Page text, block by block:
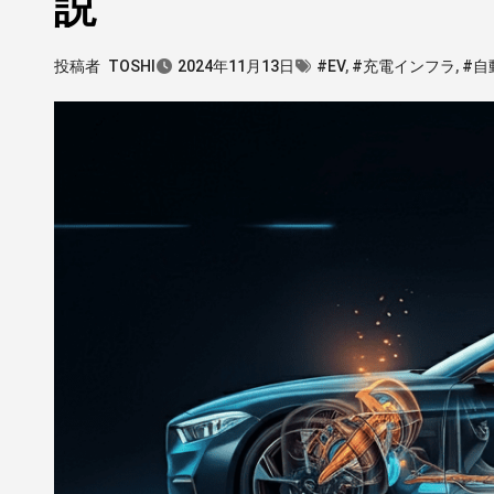
投稿者 TOSHI 2024年11月13日 #EV, #充電インフラ, #自